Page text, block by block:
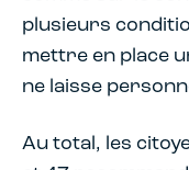
plusieurs
mettre en place
ne laisse
Au total, les